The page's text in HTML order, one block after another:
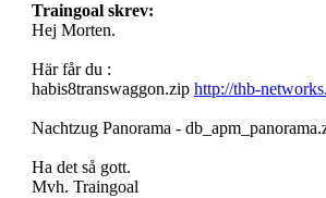
Traingoal skrev:
Hej Morten.
Här får du :
habis8transwaggon.zip http://thb-
Nachtzug Panorama -
Ha det så gott.
Mvh. Traingoal